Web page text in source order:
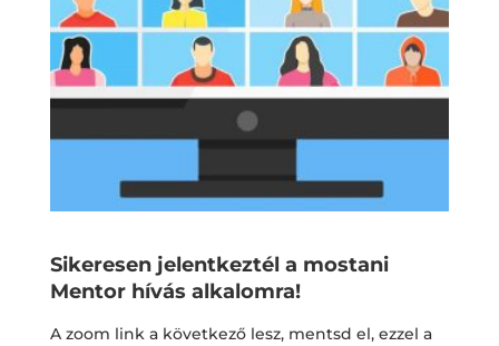
Sikeresen jelentkeztél a mostani
Mentor hívás alkalomra!
A zoom link a következő lesz, mentsd el, ezzel a